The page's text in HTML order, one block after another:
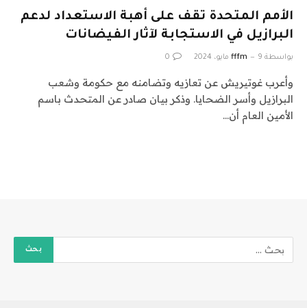
الأمم المتحدة تقف على أهبة الاستعداد لدعم
البرازيل في الاستجابة لآثار الفيضانات
بواسطة fffm 9 مايو، 2024 0
وأعرب غوتيريش عن تعازيه وتضامنه مع حكومة وشعب
البرازيل وأسر الضحايا. وذكر بيان صادر عن المتحدث باسم
الأمين العام أن…